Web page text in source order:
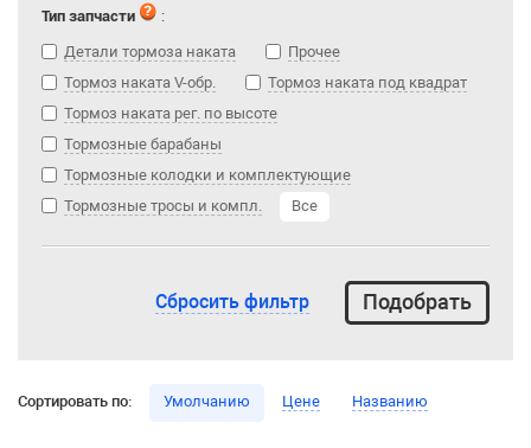
Тип запчасти
:
Детали тормоза наката
Прочее
Тормоз наката V-обр.
Тормоз наката под квадрат
Тормоз наката рег. по высоте
Тормозные барабаны
Тормозные колодки и комплектующие
Тормозные тросы и компл.
Все
Сбросить фильтр
Сортировать по: Умолчанию Цене Названию